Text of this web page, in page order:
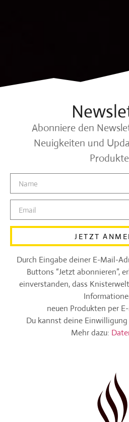
Abonniere den
Neuigkeiten und
JETZT
Durch Eingabe deiner E-Mail-
Buttons “Jetzt abonnieren”,
einverstanden, dass
neuen Produkten per
Du kannst deine
Mehr dazu: